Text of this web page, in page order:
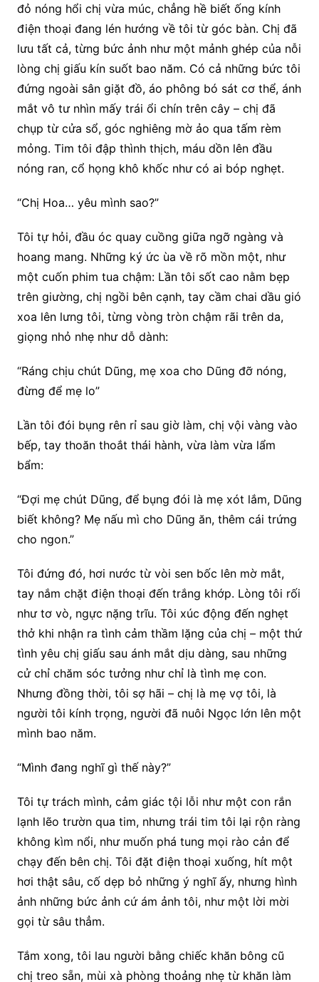
đỏ nóng hổi chị vừa múc, chẳng hề biết ống kính
điện thoại đang lén hướng về tôi từ góc bàn. Chị đã
lưu tất cả, từng bức ảnh như một mảnh ghép của nỗi
lòng chị giấu kín suốt bao năm. Có cả những bức tôi
đứng ngoài sân giặt đồ, áo phông bó sát cơ thể, ánh
mắt vô tư nhìn mấy trái ổi chín trên cây – chị đã
chụp từ cửa sổ, góc nghiêng mờ ảo qua tấm rèm
mỏng. Tim tôi đập thình thịch, máu dồn lên đầu
nóng ran, cổ họng khô khốc như có ai bóp nghẹt.
“Chị Hoa… yêu mình sao?”
Tôi tự hỏi, đầu óc quay cuồng giữa ngỡ ngàng và
hoang mang. Những ký ức ùa về rõ mồn một, như
một cuốn phim tua chậm: Lần tôi sốt cao nằm bẹp
trên giường, chị ngồi bên cạnh, tay cầm chai dầu gió
xoa lên lưng tôi, từng vòng tròn chậm rãi trên da,
giọng nhỏ nhẹ như dỗ dành:
“Ráng chịu chút Dũng, mẹ xoa cho Dũng đỡ nóng,
đừng để mẹ lo”
Lần tôi đói bụng rên rỉ sau giờ làm, chị vội vàng vào
bếp, tay thoăn thoắt thái hành, vừa làm vừa lẩm
bẩm:
“Đợi mẹ chút Dũng, để bụng đói là mẹ xót lắm, Dũng
biết không? Mẹ nấu mì cho Dũng ăn, thêm cái trứng
cho ngon.”
Tôi đứng đó, hơi nước từ vòi sen bốc lên mờ mắt,
tay nắm chặt điện thoại đến trắng khớp. Lòng tôi rối
như tơ vò, ngực nặng trĩu. Tôi xúc động đến nghẹt
thở khi nhận ra tình cảm thầm lặng của chị – một thứ
tình yêu chị giấu sau ánh mắt dịu dàng, sau những
cử chỉ chăm sóc tưởng như chỉ là tình mẹ con.
Nhưng đồng thời, tôi sợ hãi – chị là mẹ vợ tôi, là
người tôi kính trọng, người đã nuôi Ngọc lớn lên một
mình bao năm.
“Mình đang nghĩ gì thế này?”
Tôi tự trách mình, cảm giác tội lỗi như một con rắn
lạnh lẽo trườn qua tim, nhưng trái tim tôi lại rộn ràng
không kìm nổi, như muốn phá tung mọi rào cản để
chạy đến bên chị. Tôi đặt điện thoại xuống, hít một
hơi thật sâu, cố dẹp bỏ những ý nghĩ ấy, nhưng hình
ảnh những bức ảnh cứ ám ảnh tôi, như một lời mời
gọi từ sâu thẳm.
Tắm xong, tôi lau người bằng chiếc khăn bông cũ
chị treo sẵn, mùi xà phòng thoảng nhẹ từ khăn làm